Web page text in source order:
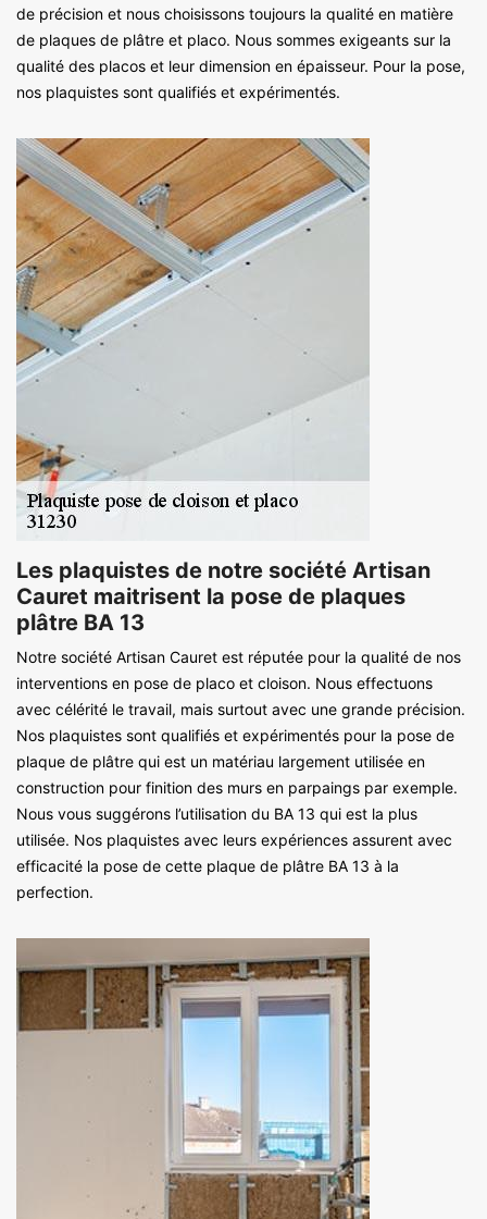
de précision et nous choisissons toujours la qualité en matière
de plaques de plâtre et placo. Nous sommes exigeants sur la
qualité des placos et leur dimension en épaisseur. Pour la pose,
nos plaquistes sont qualifiés et expérimentés.
Les plaquistes de notre société Artisan
Cauret maitrisent la pose de plaques
plâtre BA 13
Notre société Artisan Cauret est réputée pour la qualité de nos
interventions en pose de placo et cloison. Nous effectuons
avec célérité le travail, mais surtout avec une grande précision.
Nos plaquistes sont qualifiés et expérimentés pour la pose de
plaque de plâtre qui est un matériau largement utilisée en
construction pour finition des murs en parpaings par exemple.
Nous vous suggérons l’utilisation du BA 13 qui est la plus
utilisée. Nos plaquistes avec leurs expériences assurent avec
efficacité la pose de cette plaque de plâtre BA 13 à la
perfection.